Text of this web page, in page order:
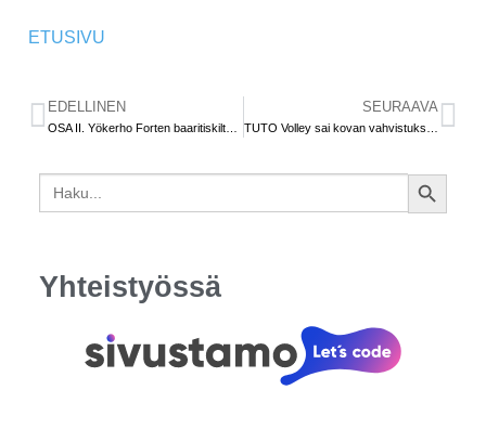
ETUSIVU
EDELLINEN
OSA II. Yökerho Forten baaritiskiltä reikäpallon ansiosta maailmalle – ”Päivääkään en vaihtaisi pois” (Aki Koskinen)
SEURAAVA
TUTO Volley sai kovan vahvistuksen passariosastolleen
Search
for:
SEARCH
Yhteistyössä